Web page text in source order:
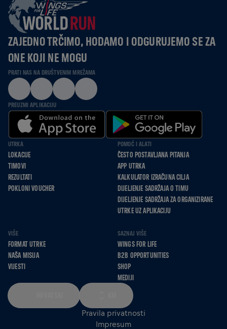
ZAJEDNO TRČIMO, HODAMO I ODGURUJEMO SE ZA
ONE KOJI NE MOGU
PRATI NAS NA DRUŠTVENIM MREŽAMA
PREUZMI APLIKACIJU
UTRKA
LOKACIJE
TIMOVI
REZULTATI
POKLONI VOUCHER
POMOĆ I ALATI
ČESTO POSTAVLJANA PITANJA
APP UTRKA
KALKULATOR IZRAČUNA CILJA
DIJELJENJE SADRŽAJA O TIMU
DIJELJENJE SADRŽAJA ZA ORGANIZIRANE
UTRKE UZ APLIKACIJU
VIŠE
FORMAT UTRKE
NAŠA MISIJA
VIJESTI
SAZNAJ VIŠE
WINGS FOR LIFE
B2B OPPORTUNITIES
SHOP
MEDIJI
Pravila privatnosti
Impresum